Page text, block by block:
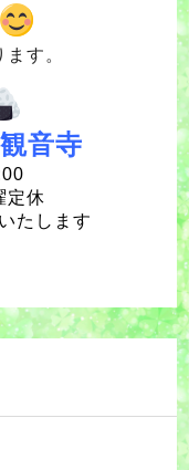
す。
音寺
定休
たします